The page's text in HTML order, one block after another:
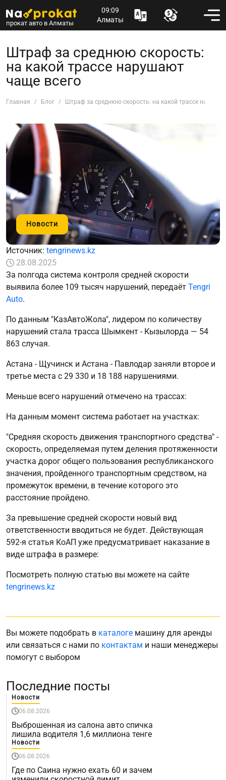
прокат авто в Алматы
09:09
Алматы
Штраф за среднюю скорость:
на какой трассе нарушают
чаще всего
Главная Блог Штраф за среднюю скорость: на какой трассе
Новости
Источник: tengrinews.kz
28.08.2025
За полгода система контроля средней скорости
выявила более 109 тысяч нарушений, передаёт Tengri
Auto.
По данным "КазАвтоЖола", лидером по количеству
нарушений стала трасса Шымкент - Кызылорда — 54
863 случая.
Астана - Щучинск и Астана - Павлодар заняли второе и
третье места с 29 330 и 18 188 нарушениями.
Меньше всего нарушений отмечено на трассах:
На данным момент система работает на участках:
"Средняя скорость движения транспортного средства" -
скорость, определяемая путем деления протяженности
участка дорог общего пользования республиканского
значения, пройденного транспортным средством, на
промежуток времени, в течение которого это
расстояние пройдено.
За превышение средней скорости новый вид
ответственности вводиться не будет. Действующая
592-я статья КоАП уже предусматривает наказание в
виде штрафа в размере:
Посмотреть полную статью вы можете на сайте
tengrinews.kz
Вы можете подобрать в каталоге машину для аренды
или связаться с нами по контактам и наши менеджеры
помогут с выбором
Последние посты
Новости
06.08.2026
Выброшенная из салона авто спичка
лишила водителя 1,6 миллиона тенге
Новости
06.08.2026
Где по Саина нужно ехать 60 и зачем